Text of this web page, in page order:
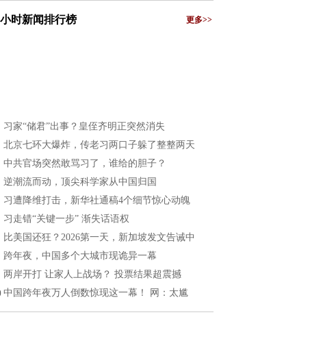
时新闻排行榜 更多>>
习家“储君”出事？皇侄齐明正突然消失
北京七环大爆炸，传老习两口子躲了整整两天
中共官场突然敢骂习了，谁给的胆子？
逆潮流而动，顶尖科学家从中国归国
习遭降维打击，新华社通稿4个细节惊心动魄
习走错“关键一步” 渐失话语权
比美国还狂？2026第一天，新加坡发文告诫中
跨年夜，中国多个大城市现诡异一幕
两岸开打 让家人上战场？ 投票结果超震撼
中国跨年夜万人倒数惊现这一幕！ 网：太尴